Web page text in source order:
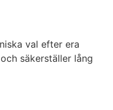
val efter era
säkerställer lång